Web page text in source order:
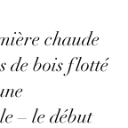
chaude
de bois flotté
– le début